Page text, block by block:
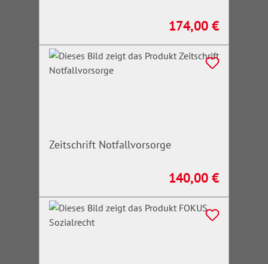
Regulärer Preis:
174,00 €
Zeitschrift Notfallvorsorge
Regulärer Preis:
140,00 €